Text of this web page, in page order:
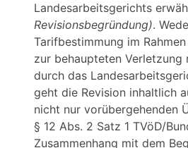
Landesarbeitsgerichts
Revisionsbegründung).
Tarifbestimmung im
zur behaupteten Verletzung
durch das
geht die Revision inhaltlich
nicht nur vorübergehenden
§ 12 Abs. 2 Satz 1 TVöD/
Zusammenhang mit dem